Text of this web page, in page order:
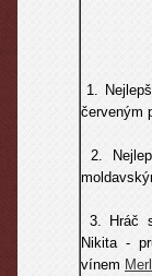
1.
červeným
2.
3. Hráč
Nikita -
vínem